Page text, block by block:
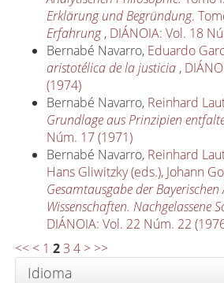
Erklärung und Begründung.
Erfahrung , DIÁNOIA: Vol. 18
Bernabé Navarro, Eduardo
aristotélica de la justicia ,
(1974)
Bernabé Navarro, Reinhard
Grundlage aus Prinzipien
Núm. 17 (1971)
Bernabé Navarro, Reinhard
Hans Gliwitzky (eds.), Johann
Gesamtausgabe der
Wissenschaften. Nachgelassene
DIÁNOIA: Vol. 22 Núm. 22
<< < 1 2 3 4 > >>
Idioma